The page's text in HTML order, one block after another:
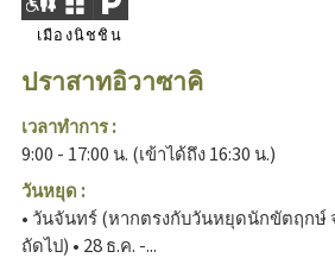
เมืองนิชชิน
ปราสาทอิวาซาคิ
เวลาทำการ :
9:00 - 17:00 น. (เข้าได้ถึง 16:30 น.)
วันหยุด :
• วันจันทร์ (หากตรงกับวันหยุดนักขัตฤกษ์
ถัดไป) • 28 ธ.ค. -...